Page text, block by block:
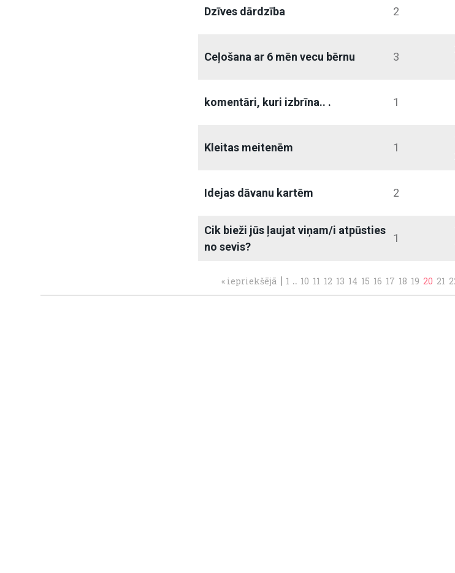
Dzīves dārdzība 2
Ceļošana ar 6 mēn vecu bērnu 3
komentāri, kuri izbrīna.. . 1
Kleitas meitenēm 1
Idejas dāvanu kartēm 2
Cik bieži jūs ļaujat viņam/i atpūsties
no sevis?
1
« iepriekšējā | 1 .. 10 11 12 13 14 15 16 17 18 19 20 21